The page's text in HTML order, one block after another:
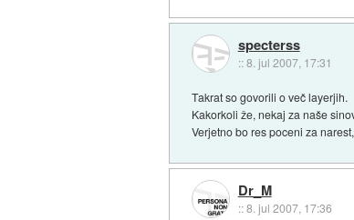
specterss
::8. jul 2007, 17:31
Takrat so govorili o več layerjih.
Kakorkoli že, nekaj za naše
Verjetno bo res poceni za
Dr_M
::8. jul 2007, 17:36